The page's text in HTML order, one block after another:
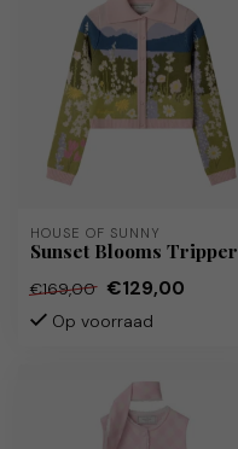
HOUSE OF SUNNY
Sunset Blooms Tripper
€169,00 €129,00
Op voorraad